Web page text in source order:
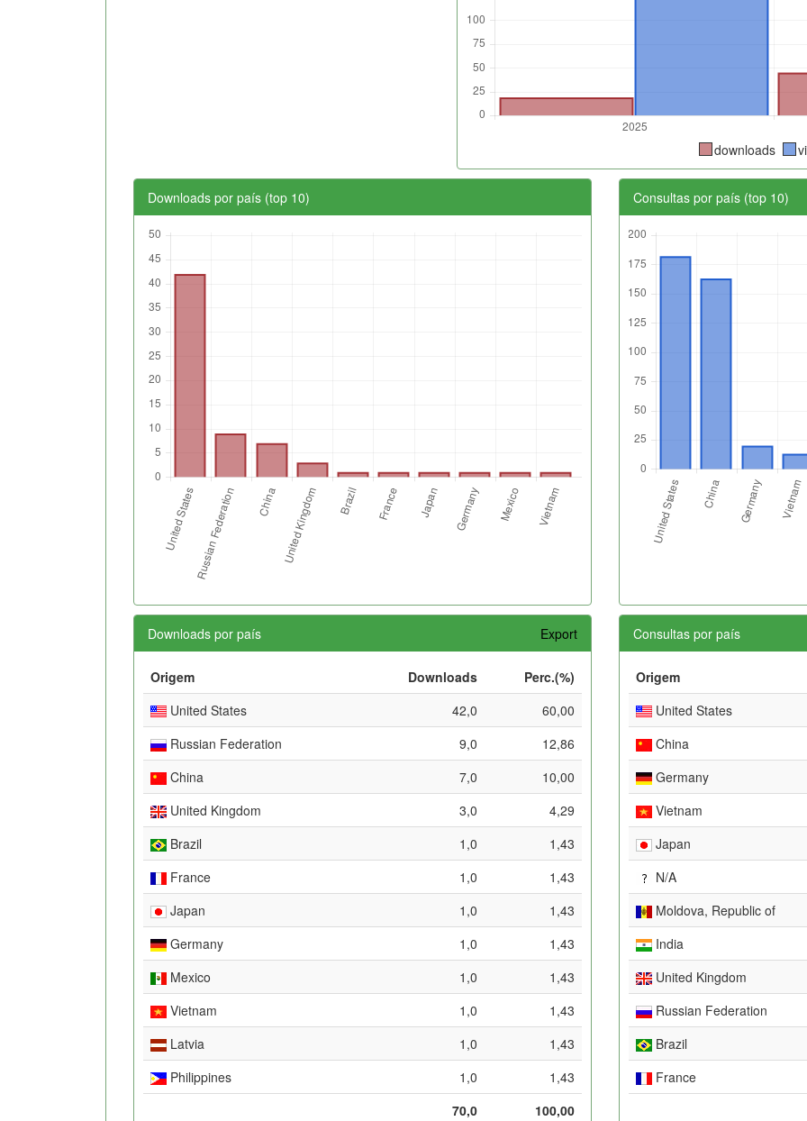
downloads
Downloads por país (top 10) Consultas por país (top 10)
Downloads por país Export
Origem Downloads
Perc.(%)
United States
42,0
60,00
Russian Federation
9,0
12,86
China
7,0
10,00
United Kingdom
3,0
4,29
Brazil
1,0
1,43
France
1,0
1,43
Japan
1,0
1,43
Germany
1,0
1,43
Mexico
1,0
1,43
Vietnam
1,0
1,43
Latvia
1,0
1,43
Philippines
1,0
1,43
70,0
100,00
Consultas por país
Origem
United States
China
Germany
Vietnam
Japan
N/A
Moldova, Republic of
India
United Kingdom
Russian Federation
Brazil
France